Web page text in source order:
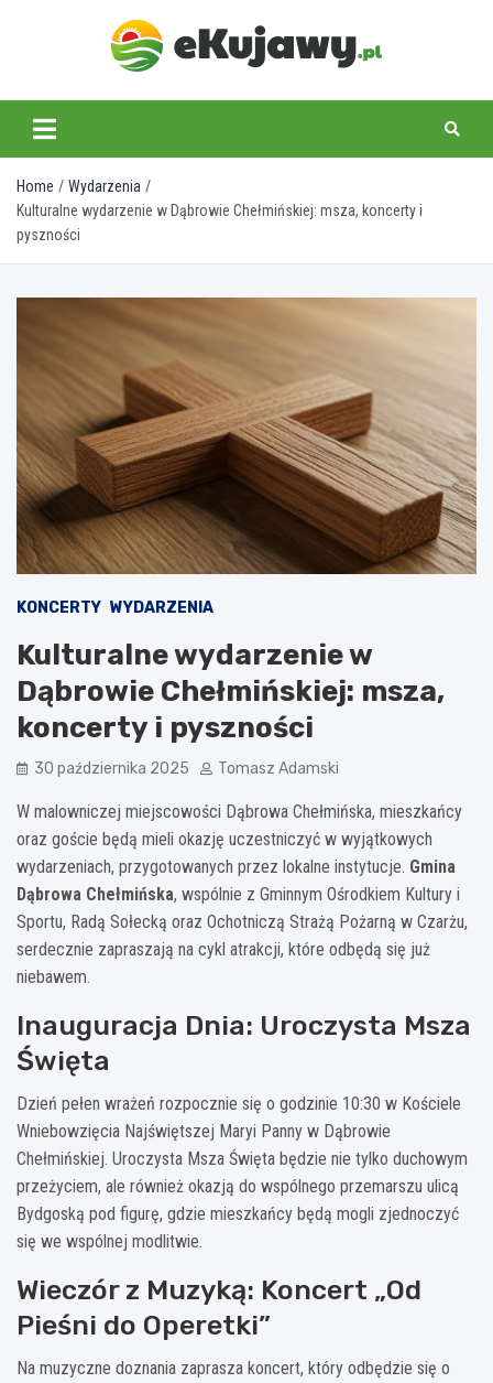
ekujawy.pl
Home
Wydarzenia
Kulturalne wydarzenie w Dąbrowie Chełmińskiej: msza, koncerty i
pyszności
KONCERTY WYDARZENIA
Kulturalne wydarzenie w
Dąbrowie Chełmińskiej: msza,
koncerty i pyszności
30 października 2025 Tomasz Adamski
W malowniczej miejscowości Dąbrowa Chełmińska, mieszkańcy
oraz goście będą mieli okazję uczestniczyć w wyjątkowych
wydarzeniach, przygotowanych przez lokalne instytucje. Gmina
Dąbrowa Chełmińska, wspólnie z Gminnym Ośrodkiem Kultury i
Sportu, Radą Sołecką oraz Ochotniczą Strażą Pożarną w Czarżu,
serdecznie zapraszają na cykl atrakcji, które odbędą się już
niebawem.
Inauguracja Dnia: Uroczysta Msza
Święta
Dzień pełen wrażeń rozpocznie się o godzinie 10:30 w Kościele
Wniebowzięcia Najświętszej Maryi Panny w Dąbrowie
Chełmińskiej. Uroczysta Msza Święta będzie nie tylko duchowym
przeżyciem, ale również okazją do wspólnego przemarszu ulicą
Bydgoską pod figurę, gdzie mieszkańcy będą mogli zjednoczyć
się we wspólnej modlitwie.
Wieczór z Muzyką: Koncert „Od
Pieśni do Operetki”
Na muzyczne doznania zaprasza koncert, który odbędzie się o